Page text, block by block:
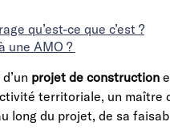
qu’est-ce que c’est ?
une AMO ?
projet de construction
territoriale, un maître
long du projet, de sa